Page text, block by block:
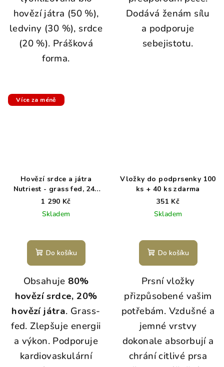
hvězdiček.
hovězí játra (50 %),
ledviny (30 %), srdce
(20 %). Prášková
forma.
Dodává ženám sílu
a podporuje
sebejistotu.
Více za méně
Hovězí srdce a játra
Nutriest - grass fed, 240
kapslí
1 290 Kč
Skladem
Do košíku
Obsahuje 80%
hovězí srdce, 20%
hovězí játra. Grass-
fed. Zlepšuje energii
a výkon. Podporuje
kardiovaskulární
Vložky do podprsenky 100
ks + 40 ks zdarma
351 Kč
Skladem
Do košíku
Prsní vložky
přizpůsobené vašim
potřebám. Vzdušné a
jemné vrstvy
dokonale absorbují a
chrání citlivé prsa